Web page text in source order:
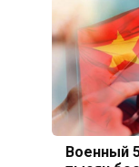
Военный